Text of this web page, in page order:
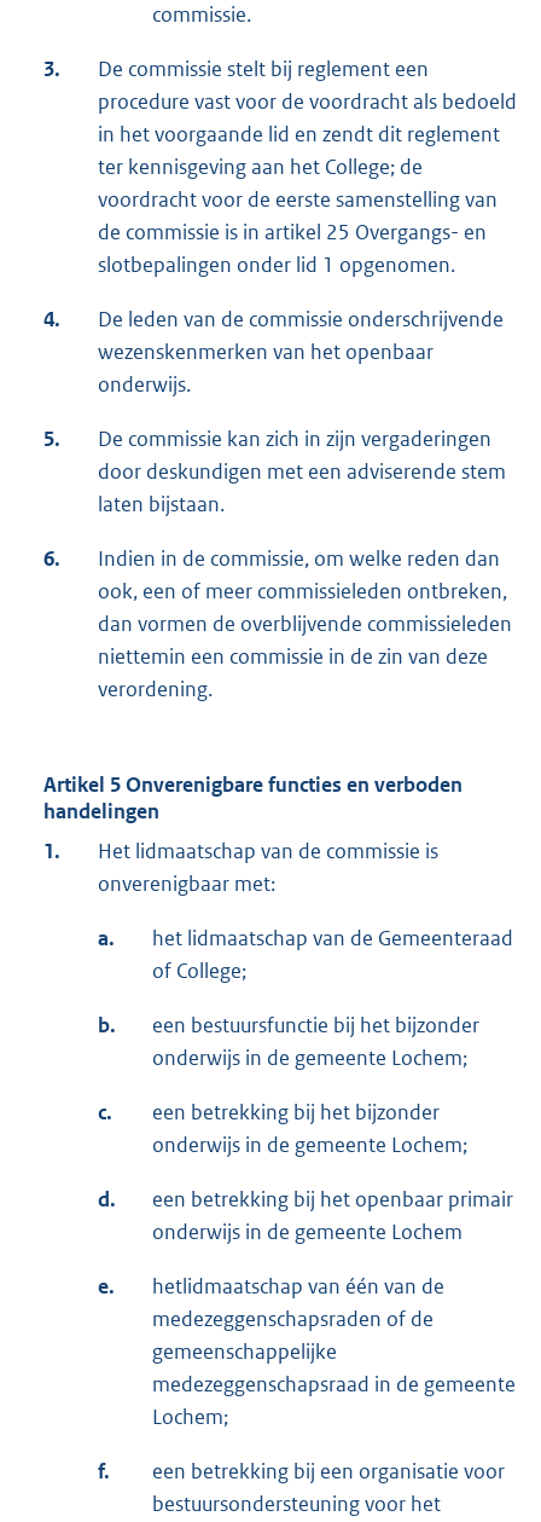
commissie.
3.
De commissie stelt bij reglement een
procedure vast voor de voordracht als bedoeld
in het voorgaande lid en zendt dit reglement
ter kennisgeving aan het College; de
voordracht voor de eerste samenstelling van
de commissie is in artikel 25 Overgangs- en
slotbepalingen onder lid 1 opgenomen.
4.
De leden van de commissie onderschrijvende
wezenskenmerken van het openbaar
onderwijs.
5.
De commissie kan zich in zijn vergaderingen
door deskundigen met een adviserende stem
laten bijstaan.
6.
Indien in de commissie, om welke reden dan
ook, een of meer commissieleden ontbreken,
dan vormen de overblijvende commissieleden
niettemin een commissie in de zin van deze
verordening.
Artikel 5 Onverenigbare functies en verboden
handelingen
1.
Het lidmaatschap van de commissie is
onverenigbaar met:
a.
het lidmaatschap van de Gemeenteraad
of College;
b.
een bestuursfunctie bij het bijzonder
onderwijs in de gemeente Lochem;
c.
een betrekking bij het bijzonder
onderwijs in de gemeente Lochem;
d.
een betrekking bij het openbaar primair
onderwijs in de gemeente Lochem
e.
hetlidmaatschap van één van de
medezeggenschapsraden of de
gemeenschappelijke
medezeggenschapsraad in de gemeente
Lochem;
f.
een betrekking bij een organisatie voor
bestuursondersteuning voor het